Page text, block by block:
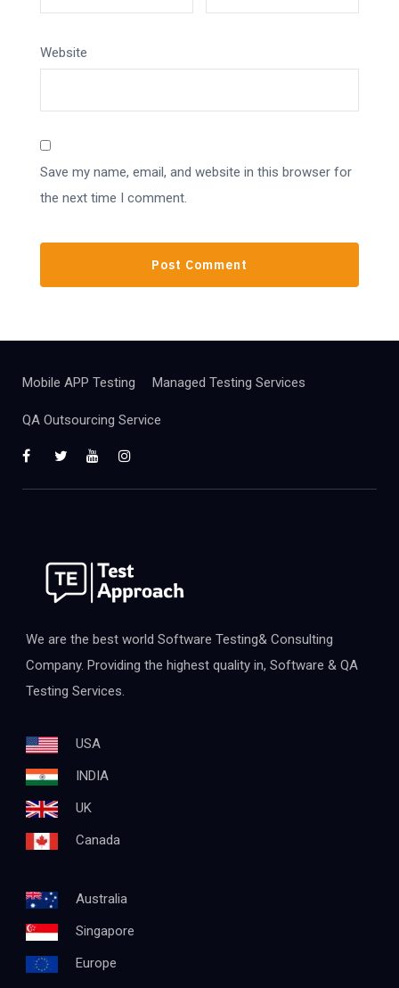
Website
Save my name, email, and website in this browser for
the next time I comment.
Mobile APP Testing Managed Testing Services
QA Outsourcing Service
We are the best world Software Testing& Consulting
Company. Providing the highest quality in, Software & QA
Testing Services.
USA
INDIA
UK
Canada
Australia
Singapore
Europe